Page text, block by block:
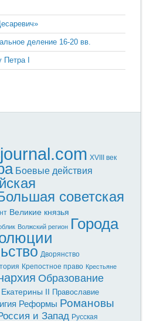
деление 16-20 вв.
I
XVIII век
Боевые действия
советская
Великие князья
Волжский регион Города
Дворянство
Крепостное право Крестьяне
Образование
II Православие
Реформы Романовы
и Запад Русская